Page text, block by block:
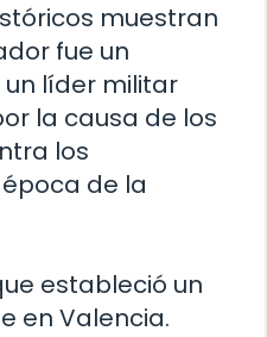
muestran
fue un
líder militar
la causa de los
los
de la
estableció un
en Valencia.